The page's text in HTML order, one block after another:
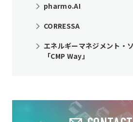
pharmo.AI
CORRESSA
エネルギーマネジメント・
「CMP Way」